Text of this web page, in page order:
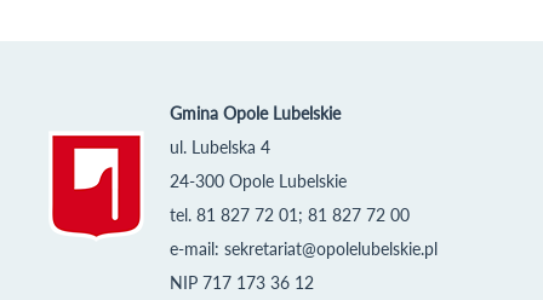
Gmina Opole Lubelskie
ul. Lubelska 4
24-300 Opole Lubelskie
tel. 81 827 72 01; 81 827 72 00
e-mail: sekretariat@opolelubelskie.pl
NIP 717 173 36 12